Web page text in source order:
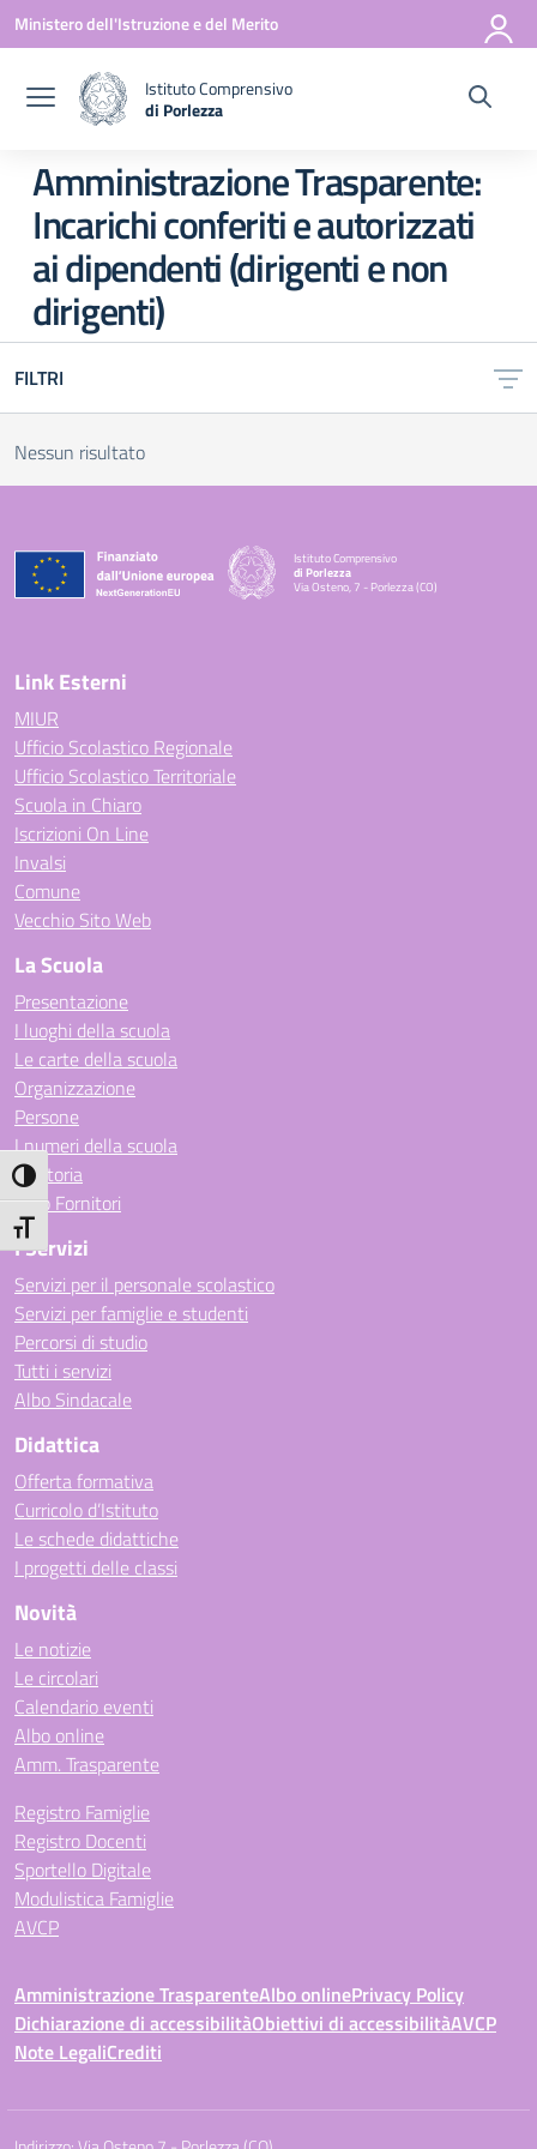
Attiva/disattiva alto contrasto
Attiva/disattiva dimensione testo
Vai ai contenuti
Vai al menu di navigazione
Vai al footer
Ministero dell'Istruzione e del Merito
Istituto Comprensivo
di Porlezza
Amministrazione Trasparente:
Incarichi conferiti e autorizzati
ai dipendenti (dirigenti e non
dirigenti)
FILTRI
Nessun risultato
Istituto Comprensivo
di Porlezza
Via Osteno, 7 - Porlezza (CO)
Link Esterni
MIUR
Ufficio Scolastico Regionale
Ufficio Scolastico Territoriale
Scuola in Chiaro
Iscrizioni On Line
Invalsi
Comune
Vecchio Sito Web
La Scuola
Presentazione
I luoghi della scuola
Le carte della scuola
Organizzazione
Persone
I numeri della scuola
La storia
Albo Fornitori
I Servizi
Servizi per il personale scolastico
Servizi per famiglie e studenti
Percorsi di studio
Tutti i servizi
Albo Sindacale
Didattica
Offerta formativa
Curricolo d’Istituto
Le schede didattiche
I progetti delle classi
Novità
Le notizie
Le circolari
Calendario eventi
Albo online
Amm. Trasparente
Registro Famiglie
Registro Docenti
Sportello Digitale
Modulistica Famiglie
AVCP
Amministrazione TrasparenteAlbo onlinePrivacy Policy
Dichiarazione di accessibilitàObiettivi di accessibilitàAVCP
Note LegaliCrediti